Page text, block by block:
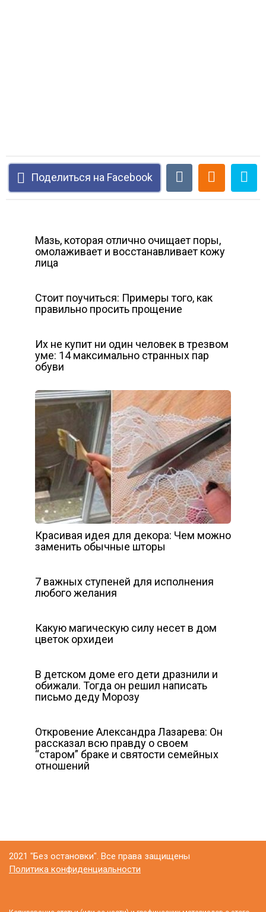
Поделиться на Facebook
Мазь, которая отлично очищает поры,
омолаживает и восстанавливает кожу
лица
Стоит поучиться: Примеры того, как
правильно просить прощение
Их не купит ни один человек в трезвом
уме: 14 максимально странных пар
обуви
Красивая идея для декора: Чем можно
заменить обычные шторы
7 важных ступеней для исполнения
любого желания
Какую магическую силу несет в дом
цветок орхидеи
В детском доме его дети дразнили и
обижали. Тогда он решил написать
письмо деду Морозу
Откровение Александра Лазарева: Он
рассказал всю правду о своем
“старом” браке и святости семейных
отношений
2021 "Без остановки". Все права защищены
Политика конфиденциальности